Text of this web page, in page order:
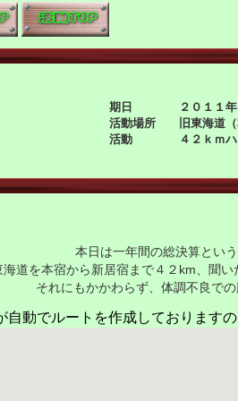
期日 ２０１１年９
活動場所 旧東海道（
活動 ４２ｋｍハ
本日は一年間の総決算とい
海道を本宿から新居宿まで４２km、聞
それにもかかわらず、体調不良
自動でルートを作成しております